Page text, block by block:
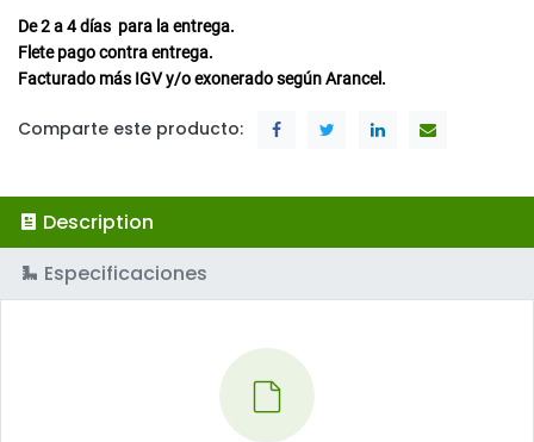
De 2 a 4días para la entrega.
Flete pago contra entrega.
Facturado más IGV y/o exonerado según Arancel.
Comparte este producto:
Description
Especificaciones